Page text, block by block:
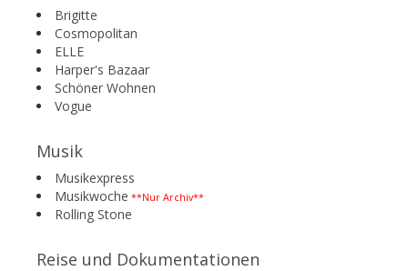
Brigitte
Cosmopolitan
ELLE
Harper's Bazaar
Schöner Wohnen
Vogue
Musik
Musikexpress
Musikwoche **Nur Archiv**
Rolling Stone
Reise und Dokumentationen